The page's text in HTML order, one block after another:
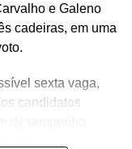
e Galeno
cadeiras, em uma
sexta vaga,
candidatos